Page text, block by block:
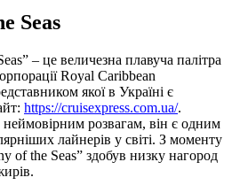
Seas
– це величезна плавуча палітра
Royal Caribbean
якої в Україні є
https://cruisexpress.com.ua/.
неймовірним розвагам, він є одним
лайнерів у світі. З моменту
of the Seas” здобув низку нагород